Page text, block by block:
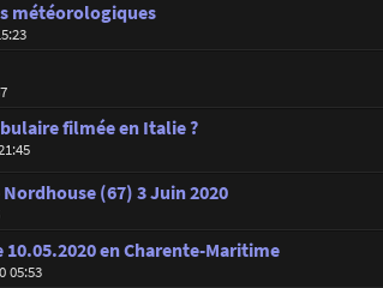
météorologiques
filmée en Italie ?
(67) 3 Juin 2020
en Charente-Maritime
05:53